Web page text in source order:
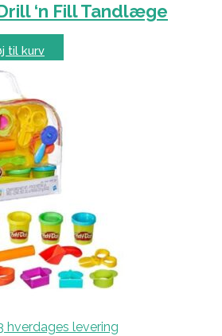
‘n Fill Tandlæge
til kurv
hverdages levering